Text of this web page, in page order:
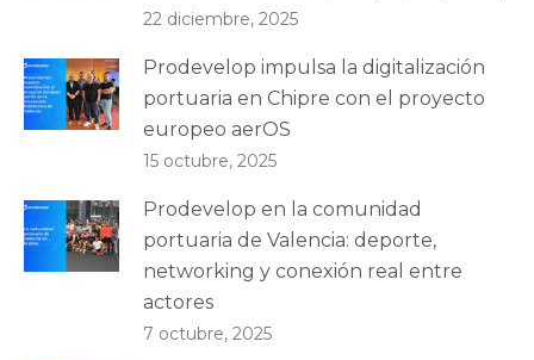
22 diciembre, 2025
Prodevelop impulsa la digitalización
portuaria en Chipre con el proyecto
europeo aerOS
15 octubre, 2025
Prodevelop en la comunidad
portuaria de Valencia: deporte,
networking y conexión real entre
actores
7 octubre, 2025